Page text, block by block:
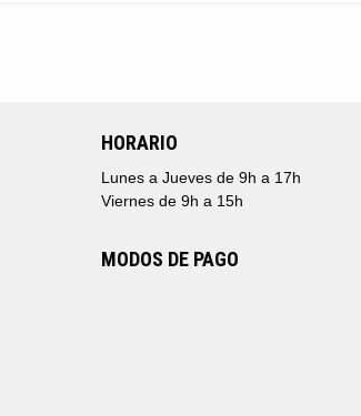
HORARIO
Lunes a Jueves de 9h a 17h
Viernes de 9h a 15h
MODOS DE PAGO